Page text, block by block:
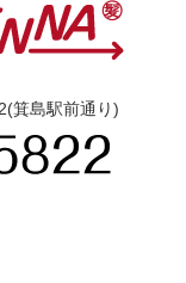
箕島駅前通り)